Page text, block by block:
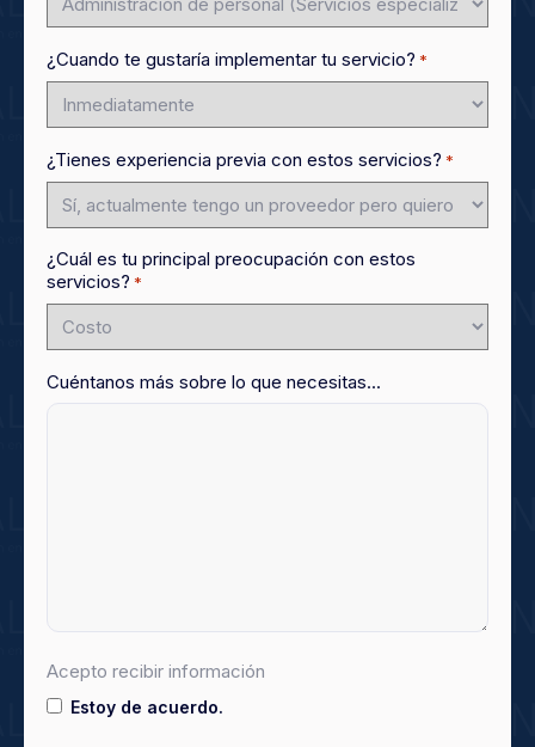
¿Cuando te gustaría implementar tu servicio? *
¿Tienes experiencia previa con estos servicios? *
¿Cuál es tu principal preocupación con estos
servicios? *
Cuéntanos más sobre lo que necesitas...
Acepto recibir información
Estoy de acuerdo.